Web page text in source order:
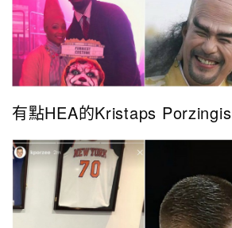
有點HEA的Kristaps Porzingis